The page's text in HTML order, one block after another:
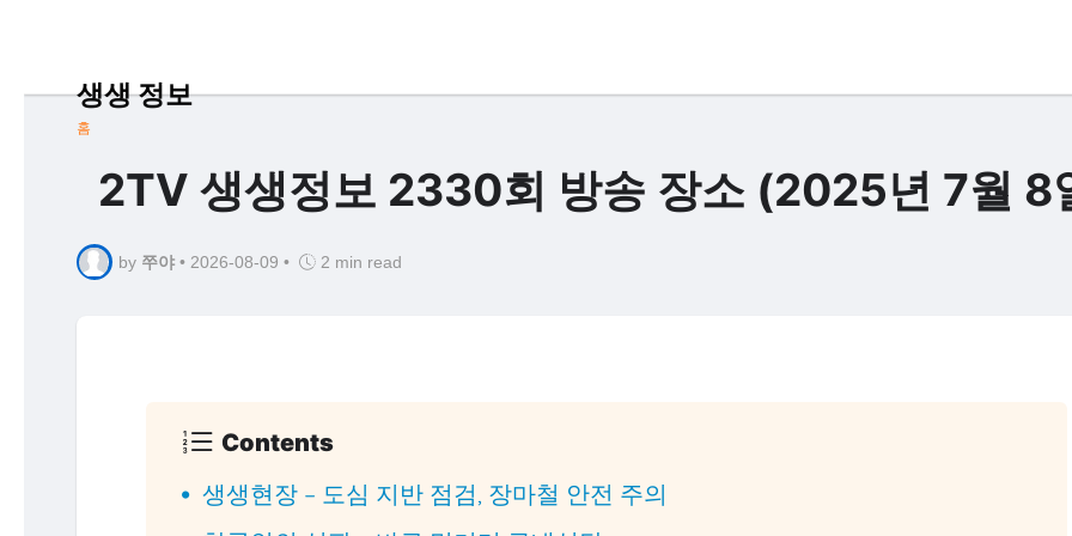
생생 정보
홈
2TV 생생정보 2330회 방송 장소 (2025년 7월 8
by 쭈야 • 2026-08-09 • 2 min read
Contents
생생현장 – 도심 지반 점검, 장마철 안전 주의